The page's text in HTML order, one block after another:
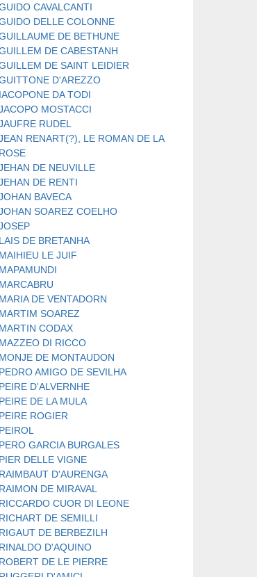
CAVALCANTI
DELLE COLONNE
DE BETHUNE
DE CABESTANH
DE SAINT LEIDIER
D'AREZZO
IACOPONE DA TODI
MOSTACCI
RUDEL
RENART(?), LE ROMAN DE LA
ROSE
DE NEUVILLE
DE RENTI
BAVECA
SOAREZ COELHO
LAIS DE BRETANHA
MAIHIEU LE JUIF
MAPAMUNDI
MARCABRU
MARIA DE VENTADORN
MARTIM SOAREZ
MARTIN CODAX
MAZZEO DI RICCO
MONJE DE MONTAUDON
PEDRO AMIGO DE SEVILHA
PEIRE D'ALVERNHE
PEIRE DE LA MULA
PEIRE ROGIER
PEIROL
PERO GARCIA BURGALES
PIER DELLE VIGNE
RAIMBAUT D'AURENGA
RAIMON DE MIRAVAL
RICCARDO CUOR DI LEONE
RICHART DE SEMILLI
RIGAUT DE BERBEZILH
RINALDO D'AQUINO
ROBERT DE LE PIERRE